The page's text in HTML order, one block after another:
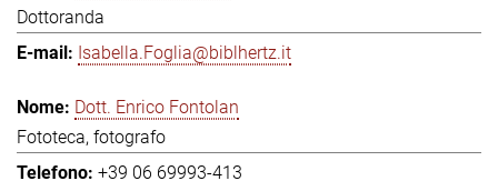
Dottoranda
Isabella.Foglia@biblhertz.it
Dott. Enrico Fontolan
Fototeca, fotografo
+39 06 69993-413